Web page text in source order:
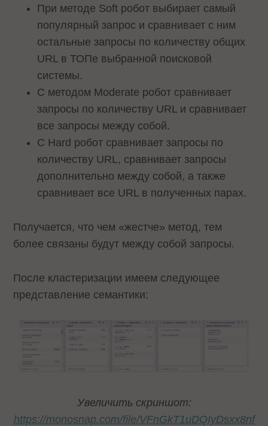
При методе Soft робот выбирает самый
популярный запрос и сравнивает с ним
остальные запросы по количеству общих
URL в ТОПе выбранной поисковой
системы.
С методом Moderate робот сравнивает
запросы по количеству URL и сравнивает
все запросы между собой.
С Hard робот сравнивает запросы по
количеству URL, сравнивает запросы
дополнительно между собой, а также
сравнивает все URL в полученных парах.
Получается, что чем «жестче» метод, тем
более связаны будут между собой запросы.
После кластеризации имеем следующее
представление семантики:
Увеличить скриншот:
https://monosnap.com/file/VFnGkT1uDQIyDsxx8nf